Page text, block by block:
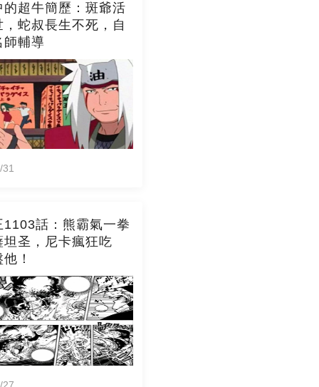
的超牛簡歷：斑爺活
，蛇叔長生不死，自
師輔導
1103話：熊霸氣一拳
坦圣，尼卡瘋狂吃
！